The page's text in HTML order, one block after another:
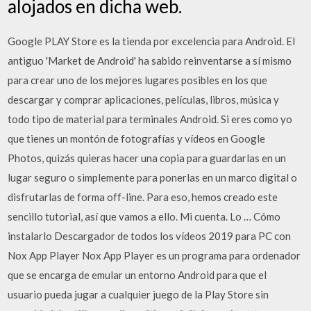
alojados en dicha web.
Google PLAY Store es la tienda por excelencia para Android. El
antiguo 'Market de Android' ha sabido reinventarse a sí mismo
para crear uno de los mejores lugares posibles en los que
descargar y comprar aplicaciones, películas, libros, música y
todo tipo de material para terminales Android. Si eres como yo
que tienes un montón de fotografías y vídeos en Google
Photos, quizás quieras hacer una copia para guardarlas en un
lugar seguro o simplemente para ponerlas en un marco digital o
disfrutarlas de forma off-line. Para eso, hemos creado este
sencillo tutorial, así que vamos a ello. Mi cuenta. Lo … Cómo
instalarlo Descargador de todos los vídeos 2019 para PC con
Nox App Player Nox App Player es un programa para ordenador
que se encarga de emular un entorno Android para que el
usuario pueda jugar a cualquier juego de la Play Store sin